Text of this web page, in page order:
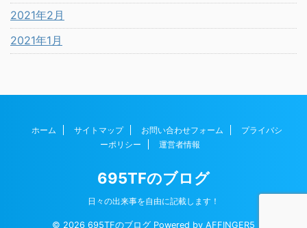
2021年2月
2021年1月
ホーム サイトマップ お問い合わせフォーム
プライバシ
ーポリシー
運営者情報
695TFのブログ
日々の出来事を自由に記載します！
© 2026 695TFのブログ Powered by AFFINGER5